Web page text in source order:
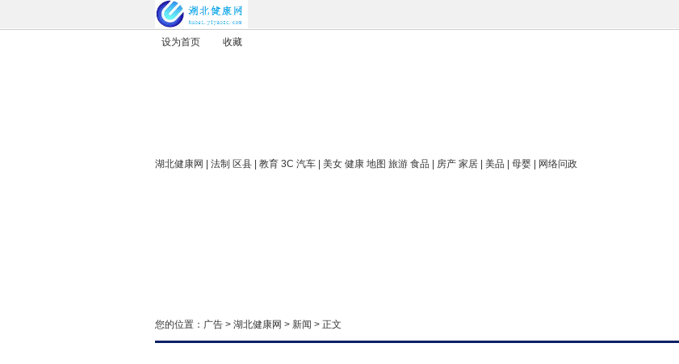
设为首页 收藏
湖北健康网 | 法制 区县 | 教育 3C 汽车 | 美女 健康 地图 旅游 食品 | 房产 家居 | 美品 | 母婴 | 网络问政
您的位置： 广告 > 湖北健康网 > 新闻 > 正文